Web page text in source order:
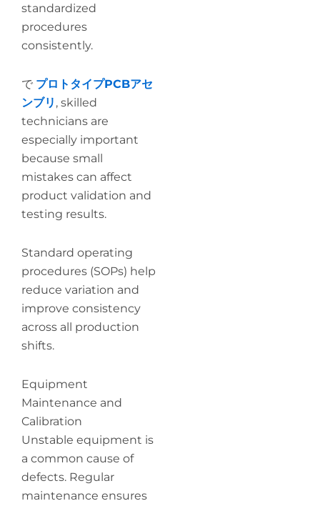
standardized
procedures
consistently.
で プロトタイプPCBアセ
ンブリ , skilled
technicians are
especially important
because small
mistakes can affect
product validation and
testing results.
Standard operating
procedures (SOPs) help
reduce variation and
improve consistency
across all production
shifts.
Equipment
Maintenance and
Calibration
Unstable equipment is
a common cause of
defects. Regular
maintenance ensures